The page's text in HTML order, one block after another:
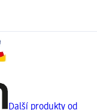
Další produkty od